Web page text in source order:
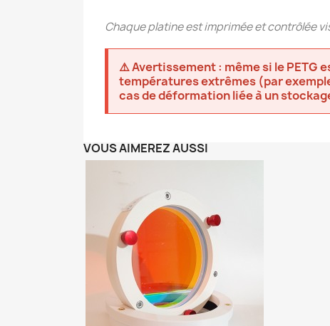
Chaque platine est imprimée et contrôlée
⚠️ Avertissement : même si le PETG
températures extrêmes (par
cas de déformation liée à un
VOUS AIMEREZ AUSSI